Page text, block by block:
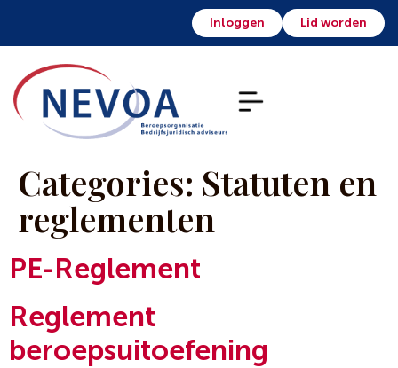
Inloggen Lid worden
Categories: Statuten en
reglementen
PE-Reglement
Reglement
beroepsuitoefening